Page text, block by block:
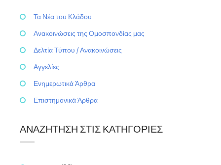
Τα Νέα του Κλάδου
Ανακοινώσεις της Ομοσπονδίας μας
Δελτία Τύπου / Ανακοινώσεις
Αγγελίες
Ενημερωτικά Άρθρα
Επιστημονικά Άρθρα
ΑΝΑΖΉΤΗΣΗ ΣΤΙΣ ΚΑΤΗΓΟΡΊΕΣ